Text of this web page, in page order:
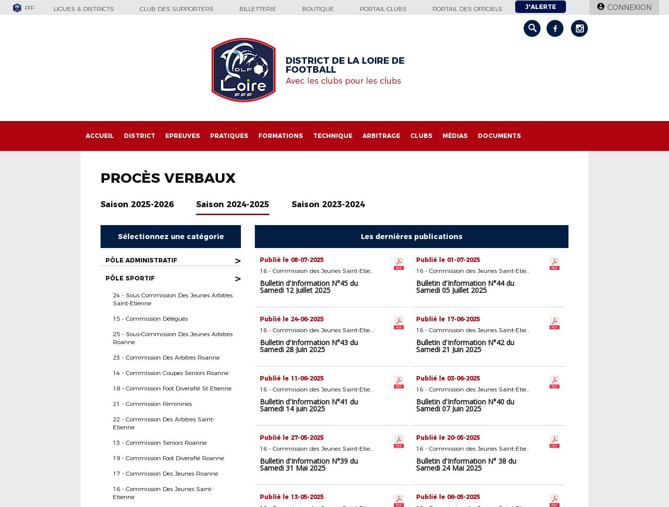
FFF LIGUES & DISTRICTS CLUB DES SUPPORTERS BILLETTERIE BOUTIQUE PORTAIL CLUBS PORTAIL DES OFFICIELS J'ALERTE CONNEXION
DISTRICT DE LA LOIRE DE
FOOTBALL
Avec les clubs pour les clubs
ACCUEIL DISTRICT EPREUVES PRATIQUES FORMATIONS TECHNIQUE ARBITRAGE CLUBS MÉDIAS DOCUMENTS
PROCÈS VERBAUX
Saison 2025-2026 Saison 2024-2025 Saison 2023-2024
Sélectionnez une catégorie
PÔLE ADMINISTRATIF >
PÔLE SPORTIF >
24 - Sous Commission Des Jeunes Arbitres
Saint-Etienne
15 - Commission Délégués
25 - Sous-Commission Des Jeunes Arbitres
Roanne
23 - Commission Des Arbitres Roanne
14 - Commission Coupes Seniors Roanne
18 - Commission Foot Diversifié St Etienne
21 - Commission Féminines
22 - Commission Des Arbitres Saint-
Etienne
13 - Commission Seniors Roanne
19 - Commission Foot Diversifié Roanne
17 - Commission Des Jeunes Roanne
16 - Commission Des Jeunes Saint-
Etienne
Les dernières publications
Publié le 08-07-2025
16 - Commission des Jeunes Saint-Etienne
Bulletin d'Information N°45 du
Samedi 12 Juillet 2025
Publié le 01-07-2025
16 - Commission des Jeunes Saint-Etienne
Bulletin d'Information N°44 du
Samedi 05 Juillet 2025
Publié le 24-06-2025
16 - Commission des Jeunes Saint-Etienne
Bulletin d'Information N°43 du
Samedi 28 Juin 2025
Publié le 17-06-2025
16 - Commission des Jeunes Saint-Etienne
Bulletin d'Information N°42 du
Samedi 21 Juin 2025
Publié le 11-06-2025
16 - Commission des Jeunes Saint-Etienne
Bulletin d'Information N°41 du
Samedi 14 juin 2025
Publié le 03-06-2025
16 - Commission des Jeunes Saint-Etienne
Bulletin d'Information N°40 du
Samedi 07 Juin 2025
Publié le 27-05-2025
16 - Commission des Jeunes Saint-Etienne
Bulletin d'Information N°39 du
Samedi 31 Mai 2025
Publié le 20-05-2025
16 - Commission des Jeunes Saint-Etienne
Bulletin d'Information N° 38 du
Samedi 24 Mai 2025
Publié le 13-05-2025
Publié le 06-05-2025